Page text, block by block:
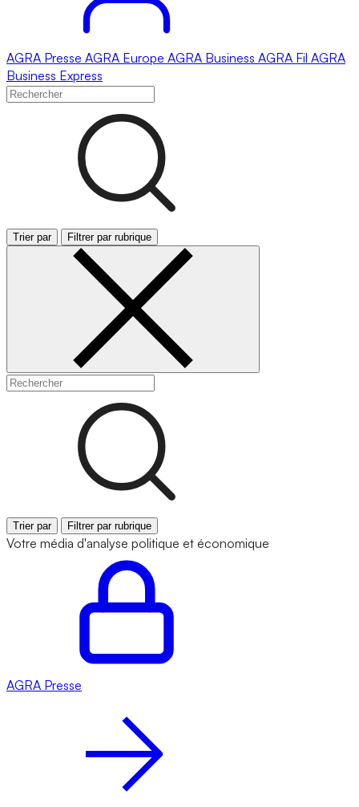
AGRA Presse AGRA Europe AGRA Business AGRA Fil AGRA
Business Express
Trier par Filtrer par rubrique
Trier par Filtrer par rubrique
Votre média d'analyse politique et économique
AGRA Presse